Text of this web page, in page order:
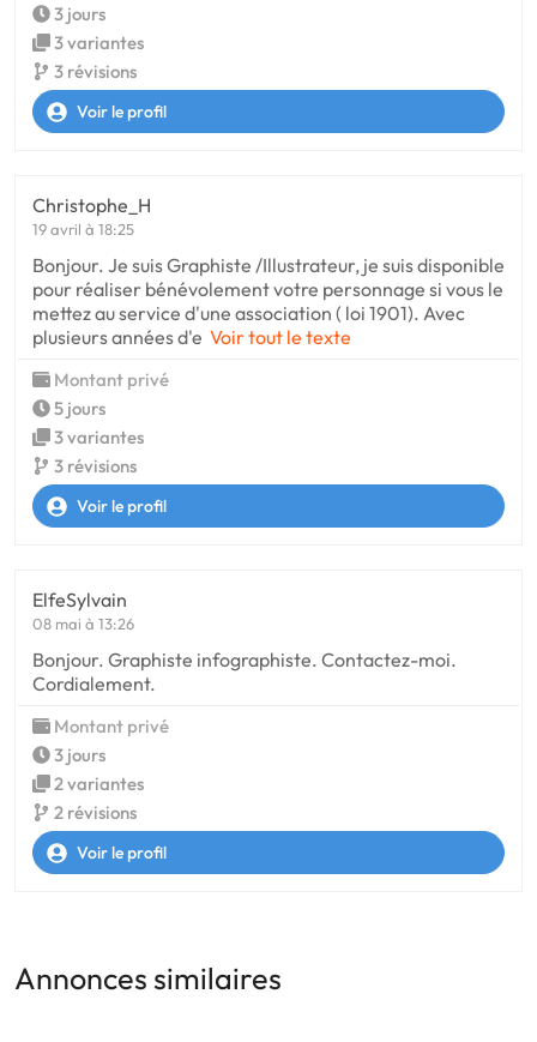
3 jours
3 variantes
3 révisions
Voir le profil
Christophe_H
19 avril à 18:25
Bonjour. Je suis Graphiste /Illustrateur, je suis disponible
pour réaliser bénévolement votre personnage si vous le
mettez au service d'une association ( loi 1901). Avec
plusieurs années d'e Voir tout le texte
Montant privé
5 jours
3 variantes
3 révisions
Voir le profil
ElfeSylvain
08 mai à 13:26
Bonjour. Graphiste infographiste. Contactez-moi.
Cordialement.
Montant privé
3 jours
2 variantes
2 révisions
Voir le profil
Annonces similaires